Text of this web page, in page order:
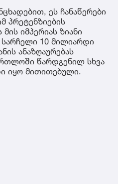
ეს ჩანაწერები
პრეტენზიების
იმპერიას ზიანი
10 მილიარდი
ანაზღაურებას
წარდგენილ სხვა
იყო მითითებული.